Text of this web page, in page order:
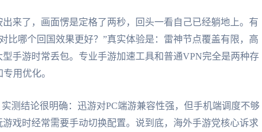
来了，画面愣是定格了两秒，回头一看自己已经躺地上。有
比哪个回国效果更好？”真实体验是：雷神节点覆盖有限，高
手游时常丢包。专业手游加速工具和普通VPN完全是两种存
用优化。
测结论很明确：迅游对PC端游兼容性强，但手机端调度不够
戏时经常需要手动切换配置。说到底，海外手游党核心诉求